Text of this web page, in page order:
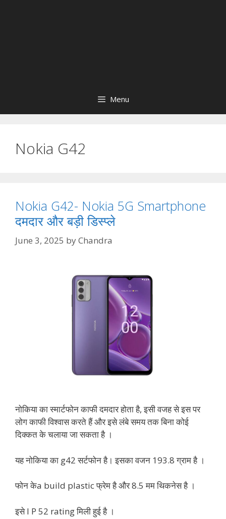
Menu
Nokia G42
Nokia G42- Nokia 5G Smartphone
दमदार और बड़ी डिस्प्ले
June 3, 2025 byChandra
नोकिया का स्मार्टफोन काफी दमदार होता है, इसी वजह से इस पर
लोग काफी विश्वास करते हैं और इसे लंबे समय तक बिना कोई
दिक्कत के चलाया जा सकता है ।
यह नोकिया का g42 सर्टफोन है। इसका वजन 193.8 ग्राम है ।
फोन केa build plastic फ्रेम है और 8.5 मम थिकनेस है ।
इसे I P 52 rating मिली हुई है ।